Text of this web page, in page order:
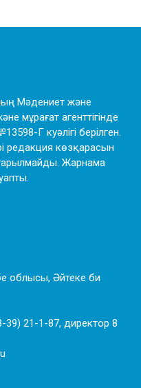
Мәдениет және
мұрағат агенттігінде
Г куәлігі берілген.
редакция көзқарасын
Жарнама
облысы, Әйтеке би
39) 21-1-87, директор 8